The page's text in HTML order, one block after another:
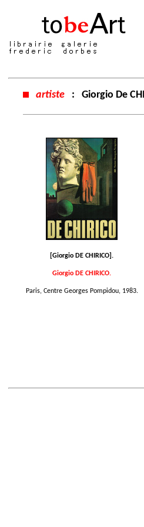
artiste : Giorgio De
[Giorgio DE CHIRICO].
Giorgio DE CHIRICO.
Paris, Centre Georges Pompidou, 1983.